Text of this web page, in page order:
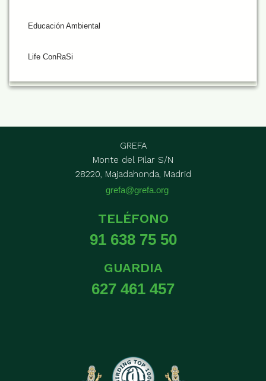
Educación Ambiental
Life ConRaSi
GREFA
Monte del Pilar S/N
28220, Majadahonda, Madrid
grefa@grefa.org
TELÉFONO
91 638 75 50
GUARDIA
627 461 457